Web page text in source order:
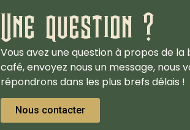
Une question ?
Vous avez une question à propos de la
café, envoyez nous un message, nous
répondrons dans les plus brefs délais !
Nous contacter